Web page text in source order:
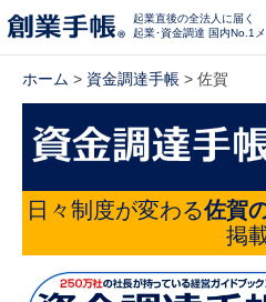
起業直後の全法人に届く
起業･資金調達 国内No.1
ホーム > 資金調達手帳 > 佐賀
日々制度が変わる佐賀
掲